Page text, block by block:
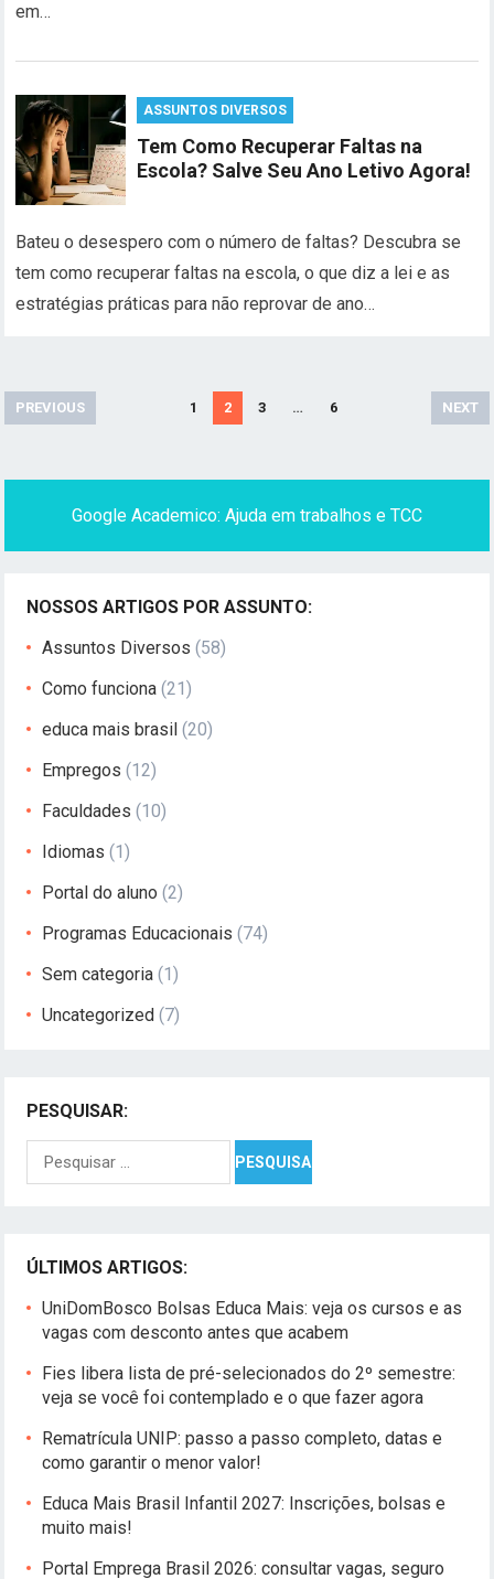
em…
ASSUNTOS DIVERSOS
Tem Como Recuperar Faltas na
Escola? Salve Seu Ano Letivo Agora!
Bateu o desespero com o número de faltas? Descubra se
tem como recuperar faltas na escola, o que diz a lei e as
estratégias práticas para não reprovar de ano…
Paginação
de
PREVIOUS 1 2 3 … 6 NEXT
Google Academico: Ajuda em trabalhos e TCC
NOSSOS ARTIGOS POR ASSUNTO:
Assuntos Diversos (58)
Como funciona (21)
educa mais brasil (20)
Empregos (12)
Faculdades (10)
Idiomas (1)
Portal do aluno (2)
Programas Educacionais (74)
Sem categoria (1)
Uncategorized (7)
PESQUISAR:
Pesquisar
por:
ÚLTIMOS ARTIGOS:
UniDomBosco Bolsas Educa Mais: veja os cursos e as
vagas com desconto antes que acabem
Fies libera lista de pré-selecionados do 2º semestre:
veja se você foi contemplado e o que fazer agora
Rematrícula UNIP: passo a passo completo, datas e
como garantir o menor valor!
Educa Mais Brasil Infantil 2027: Inscrições, bolsas e
muito mais!
Portal Emprega Brasil 2026: consultar vagas, seguro